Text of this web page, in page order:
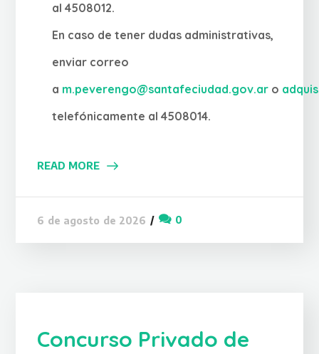
al 4508012.
En caso de tener dudas administrativas,
enviar correo
a m.peverengo@santafeciudad.gov.ar o
telefónicamente al 4508014.
READ MORE
6 de agosto de 2026 0
Concurso Privado de